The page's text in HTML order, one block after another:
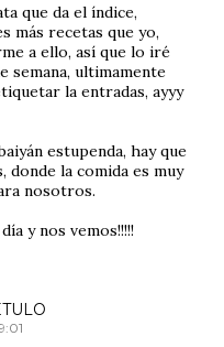
que da el índice,
más recetas que yo,
a ello, así que lo iré
semana, ultimamente
la entradas, ayyy
estupenda, hay que
donde la comida es muy
nosotros.
y nos vemos!!!!!